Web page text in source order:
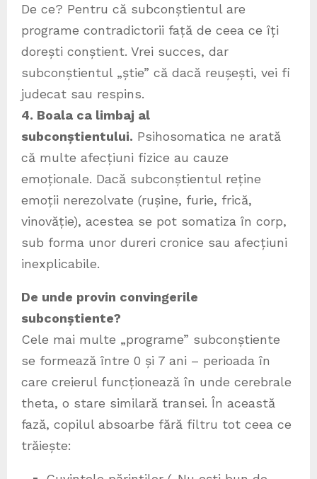
De ce? Pentru că subconștientul are
programe contradictorii față de ceea ce îți
dorești conștient. Vrei succes, dar
subconștientul „știe” că dacă reușești, vei fi
judecat sau respins.
4. Boala ca limbaj al
subconștientului. Psihosomatica ne arată
că multe afecțiuni fizice au cauze
emoționale. Dacă subconștientul reține
emoții nerezolvate (rușine, furie, frică,
vinovăție), acestea se pot somatiza în corp,
sub forma unor dureri cronice sau afecțiuni
inexplicabile.
De unde provin convingerile
subconștiente?
Cele mai multe „programe” subconștiente
se formează între 0 și 7 ani – perioada în
care creierul funcționează în unde cerebrale
theta, o stare similară transei. În această
fază, copilul absoarbe fără filtru tot ceea ce
trăiește: